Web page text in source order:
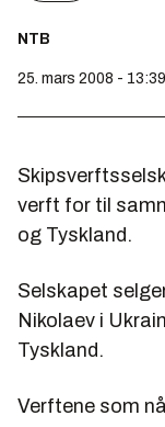
NTB
25. mars 2008 - 13:39
verft for til
og Tyskland.
Selskapet
Nikolaev i
Tyskland.
Verftene som